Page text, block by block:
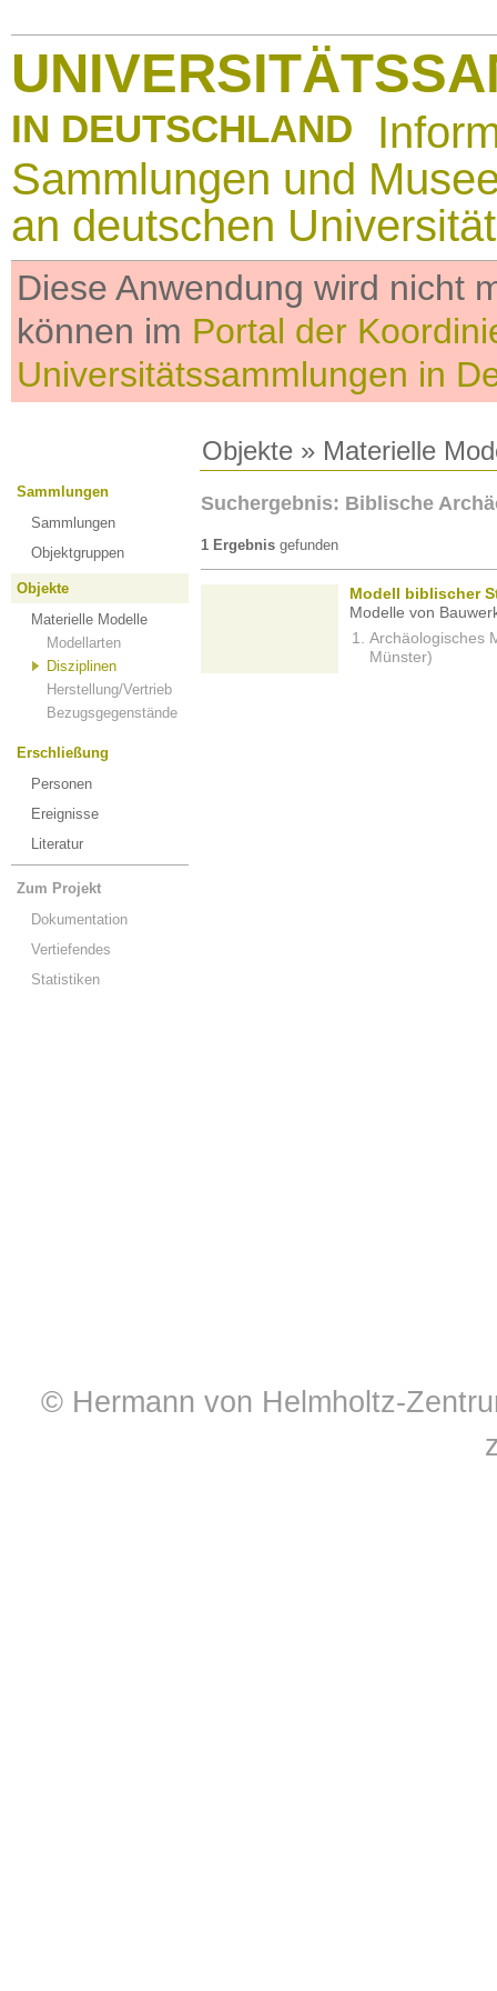
IN DEUTSCHLAND
Sammlungen und
an deutschen
Diese Anwendung wird nicht
können im Portal der
Universitätssammlungen in
Objekte » Materielle
Sammlungen
Sammlungen
Objektgruppen
Objekte
Materielle Modelle
Modellarten
Disziplinen
Herstellung/Vertrieb
Bezugsgegenstände
Erschließung
Personen
Ereignisse
Literatur
Zum Projekt
Dokumentation
Vertiefendes
Statistiken
Suchergebnis: Biblische
1 Ergebnis gefunden
Modell biblischer
Modelle von
Archäologisches
Münster)
© Hermann von Helmholtz-